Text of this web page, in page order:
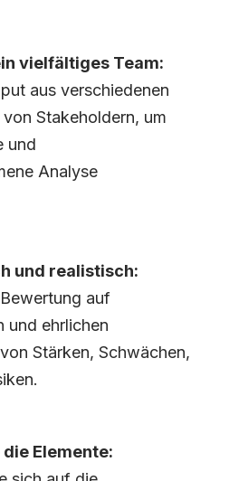
vielfältiges Team:
aus verschiedenen
Stakeholdern, um
und
Analyse
und realistisch:
auf
und ehrlichen
Stärken, Schwächen,
Elemente: